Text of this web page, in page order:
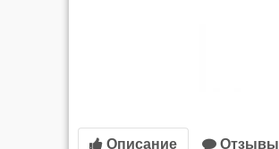
Описание Отзывы